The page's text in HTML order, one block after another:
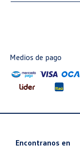
Medios de pago
Encontranos en